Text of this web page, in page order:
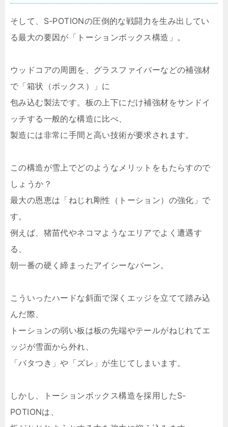
そして、S-POTIONの圧倒的な戦闘力を生み出してい
る最大の要因が「トーションボックス構造」。
ウッドコアの周囲を、グラスファイバーなどの補強材
で「箱状（ボックス）」に
包み込む製法です。板の上下にだけ補強材をサンドイ
ッチする一般的な構造に比べ、
製造には非常に手間と高い技術が要求されます。
この構造が雪上でどのようなメリットをもたらすので
しょうか？
最大の恩恵は「ねじれ剛性（トーション）の強化」で
す。
例えば、猪苗代やネコマようなエリアでよく遭遇す
る、
朝一番の硬く締まったアイシーなバーン。
こういったハードな斜面で深くエッジを立てて踏み込
んだ際、
トーションの弱い板は板の先端やテールがねじれてエ
ッジが雪面から外れ、
「バタつき」や「ズレ」が生じてしまいます。
しかし、トーションボックス構造を採用したS-
POTIONは、